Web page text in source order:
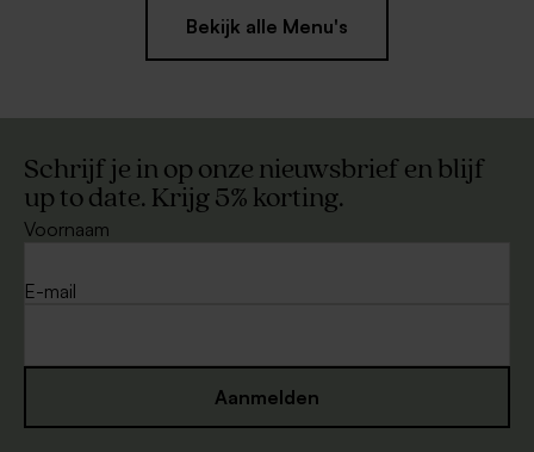
Bekijk alle Menu's
Schrijf je in op onze nieuwsbrief en blijf
up to date. Krijg 5% korting.
Voornaam
E-mail
Aanmelden